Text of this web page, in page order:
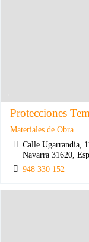
Protecciones
Materiales de Obra
Calle Ugarrandia,
Navarra 31620,
948 330 152